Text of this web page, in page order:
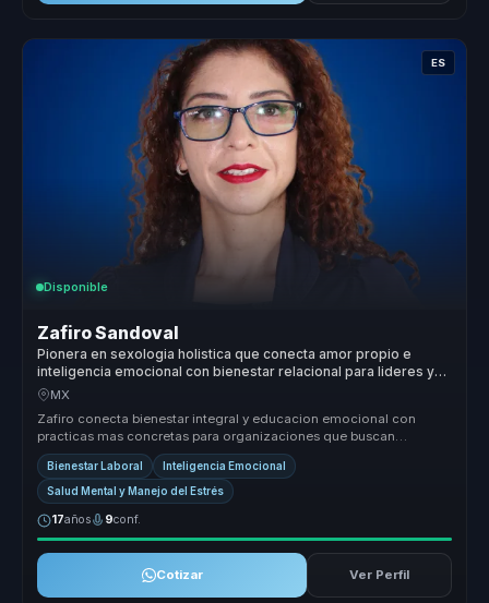
ES
Disponible
Zafiro Sandoval
Pionera en sexologia holistica que conecta amor propio e
inteligencia emocional con bienestar relacional para lideres y
equipos.
MX
Zafiro conecta bienestar integral y educacion emocional con
practicas mas concretas para organizaciones que buscan
relaciones mas sanas, ...
Bienestar Laboral Inteligencia Emocional
Salud Mental y Manejo del Estrés
17años 9conf.
Cotizar Ver Perfil